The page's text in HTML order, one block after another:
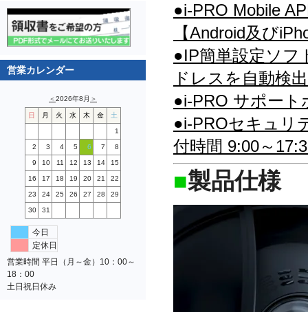
営業カレンダー
＜2026年8月 ＞
日 月 火 水 木 金 土
1
2 3 4 5 6 7 8
9 10 11 12 13 14 15
16 17 18 19 20 21 22
23 24 25 26 27 28 29
30 31
今日
定休日
営業時間 平日（月～金）10：00～
18：00
土日祝日休み
●i-PRO Mobile
【Android及び
●IP簡単設定ソ
ドレスを自動検
●i-PRO サポート
●i-PROセキュリ
付時間 9:00～
■製品仕様